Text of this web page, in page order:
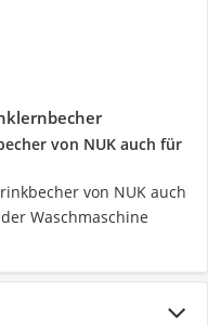
von NUK auch für
von NUK auch
Waschmaschine